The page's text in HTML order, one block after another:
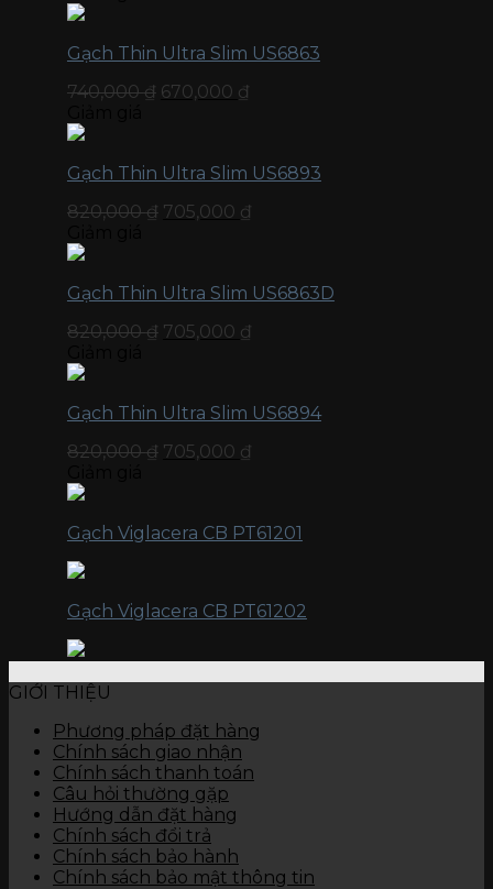
Gạch Thin Ultra Slim US6863
740,000₫ 670,000 ₫
Gạch Thin Ultra Slim US6893
820,000₫ 705,000 ₫
Gạch Thin Ultra Slim US6863D
820,000₫ 705,000 ₫
Gạch Thin Ultra Slim US6894
820,000₫ 705,000 ₫
Gạch Viglacera CB PT61201
Gạch Viglacera CB PT61202
GIỚI THIỆU
Phương pháp đặt hàng
Chính sách giao nhận
Chính sách thanh toán
Câu hỏi thường gặp
Hướng dẫn đặt hàng
Chính sách đổi trả
Chính sách bảo hành
Chính sách bảo mật thông tin